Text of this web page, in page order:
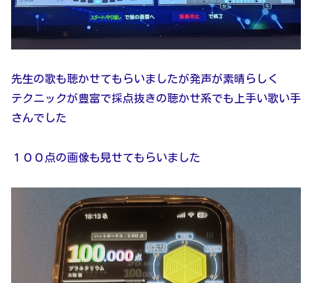
先生の歌も聴かせてもらいましたが発声が素晴らしく
テクニックが豊富で採点抜きの聴かせ系でも上手い歌い手
さんでした
１００点の画像も見せてもらいました